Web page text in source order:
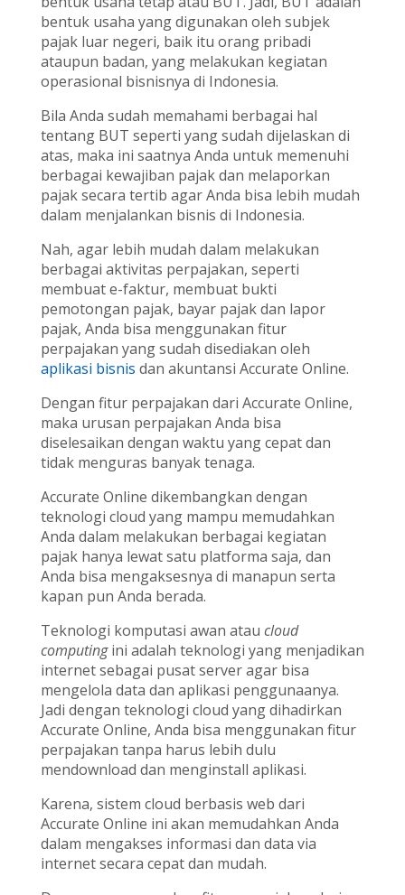
bentuk usaha yang digunakan oleh subjek
pajak luar negeri, baik itu orang pribadi
ataupun badan, yang melakukan kegiatan
operasional bisnisnya di Indonesia.
Bila Anda sudah memahami berbagai hal
tentang BUT seperti yang sudah dijelaskan di
atas, maka ini saatnya Anda untuk memenuhi
berbagai kewajiban pajak dan melaporkan
pajak secara tertib agar Anda bisa lebih mudah
dalam menjalankan bisnis di Indonesia.
Nah, agar lebih mudah dalam melakukan
berbagai aktivitas perpajakan, seperti
membuat e-faktur, membuat bukti
pemotongan pajak, bayar pajak dan lapor
pajak, Anda bisa menggunakan fitur
perpajakan yang sudah disediakan oleh
aplikasi bisnis dan akuntansi Accurate Online.
Dengan fitur perpajakan dari Accurate Online,
maka urusan perpajakan Anda bisa
diselesaikan dengan waktu yang cepat dan
tidak menguras banyak tenaga.
Accurate Online dikembangkan dengan
teknologi cloud yang mampu memudahkan
Anda dalam melakukan berbagai kegiatan
pajak hanya lewat satu platforma saja, dan
Anda bisa mengaksesnya di manapun serta
kapan pun Anda berada.
Teknologi komputasi awan atau cloud
computingini adalah teknologi yang menjadikan
internet sebagai pusat server agar bisa
mengelola data dan aplikasi penggunaanya.
Jadi dengan teknologi cloud yang dihadirkan
Accurate Online, Anda bisa menggunakan fitur
perpajakan tanpa harus lebih dulu
mendownload dan menginstall aplikasi.
Karena, sistem cloud berbasis web dari
Accurate Online ini akan memudahkan Anda
dalam mengakses informasi dan data via
internet secara cepat dan mudah.